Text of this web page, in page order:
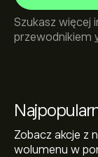
Zobacz akcje z
wolumenu w
Szukasz więcej
przewodnikiem